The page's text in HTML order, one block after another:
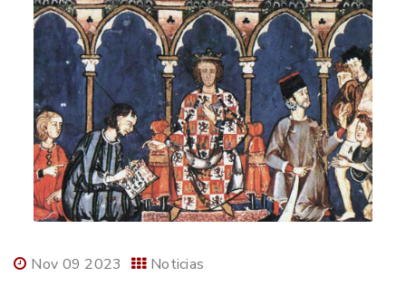
Nov 09 2023 Noticias